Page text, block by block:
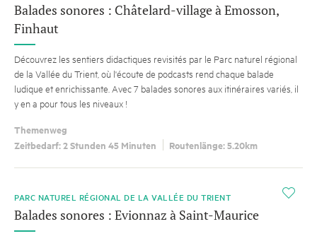
Balades sonores : Châtelard-village à Emosson,
Finhaut
Découvrez les sentiers didactiques revisités par le Parc naturel régional
de la Vallée du Trient, où l'écoute de podcasts rend chaque balade
ludique et enrichissante. Avec 7 balades sonores aux itinéraires variés, il
y en a pour tous les niveaux !
Themenweg
Zeitbedarf: 2 Stunden 45 Minuten
Routenlänge: 5.20km
i
PARC NATUREL RÉGIONAL DE LA VALLÉE DU TRIENT
Balades sonores : Evionnaz à Saint-Maurice